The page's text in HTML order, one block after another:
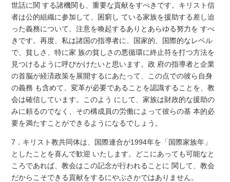
世話に関 する諸機関も、重要な貢献をすべきです。キリスト信
者は公的組織に参加して、困窮し ている家族を援助する差し迫
った義務について、注意を喚起するありとあらゆる努力を すべ
きです。再度、私は諸国の指導者に、国家的、国際的なレベル
で、貧しさ、特に家 族の貧しさの悪循環に終止符を打つ方法を
見つけるように呼びかけたいと思います。政 府の指導者と企業
の首脳が経済政策を展開するにあたって、この点での彼ら自身
の義務 も含めて、変革が必要であることを認識することを、教
会は確信しています。このよう にして、家族は財政的な援助の
みに頼るのでなく、その構成員の労働によって彼らの基 本的必
要を満たすことができるようになるでしょう。
7．キリスト教共同体は、国際連合が1994年を「国際家族年」
としたことを喜んで歓迎 いたします。どこにあっても可能なと
ころであれば、教会はこの記念が行われることに 関して、教会
だからこそできる貢献をするにやぶさかではありません。